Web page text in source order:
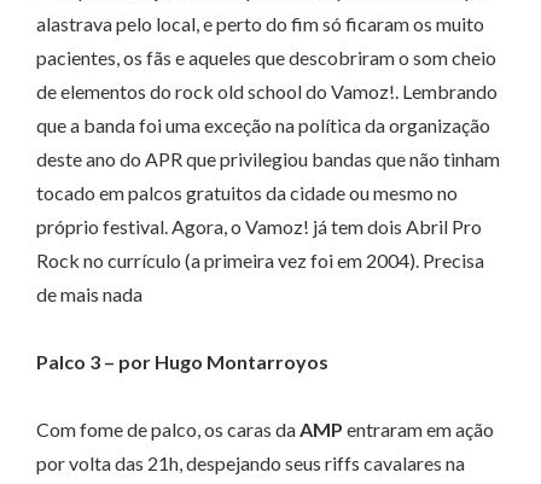
alastrava pelo local, e perto do fim só ficaram os muito
pacientes, os fãs e aqueles que descobriram o som cheio
de elementos do rock old school do Vamoz!. Lembrando
que a banda foi uma exceção na política da organização
deste ano do APR que privilegiou bandas que não tinham
tocado em palcos gratuitos da cidade ou mesmo no
próprio festival. Agora, o Vamoz! já tem dois Abril Pro
Rock no currículo (a primeira vez foi em 2004). Precisa
de mais nada
Palco 3 – por Hugo Montarroyos
Com fome de palco, os caras daAMP entraram em ação
por volta das 21h, despejando seus riffs cavalares na